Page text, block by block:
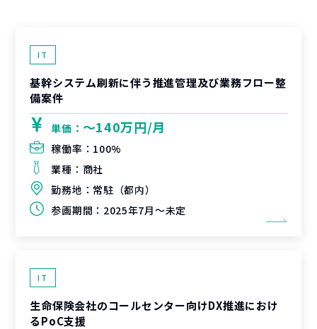
IT
基幹システム刷新に伴う推進管理及び業務フロー整
備案件
単価： 〜140万円/月
稼働率： 100%
業種： 商社
勤務地： 常駐（都内）
参画期間： 2025年7月～未定
IT
生命保険会社のコールセンター向けDX推進におけ
るPoC支援